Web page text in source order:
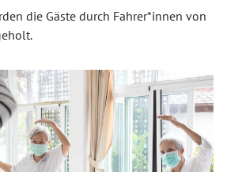
die Gäste durch Fahrer*innen von